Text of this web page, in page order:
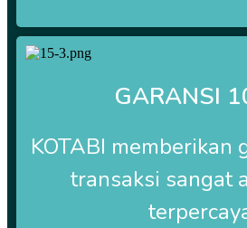
GARANSI
KOTABI memberikan
transaksi sangat